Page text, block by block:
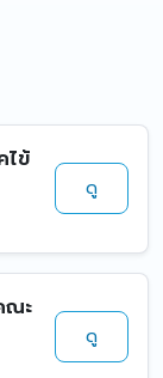
ไข้
ดู
ณะ
ดู